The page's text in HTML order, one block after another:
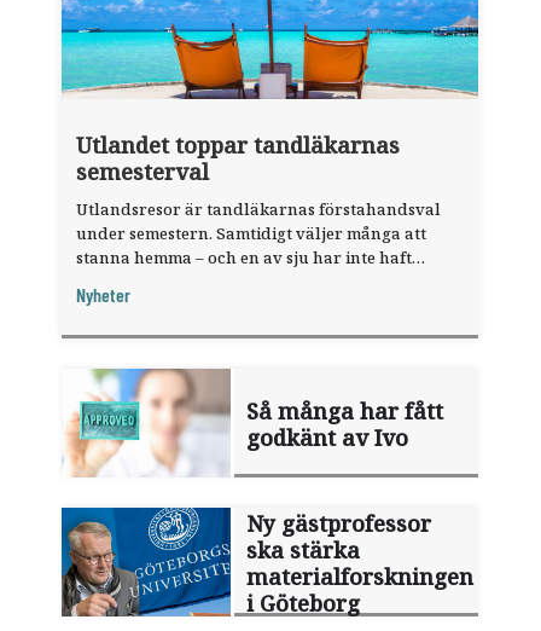
Utlandet toppar tandläkarnas
semesterval
Utlandsresor är tandläkarnas förstahandsval
under semestern. Samtidigt väljer många att
stanna hemma – och en av sju har inte haft
fråga".
Nyheter
Så många har fått
godkänt av Ivo
Ny gästprofessor
ska stärka
materialforskningen
i Göteborg